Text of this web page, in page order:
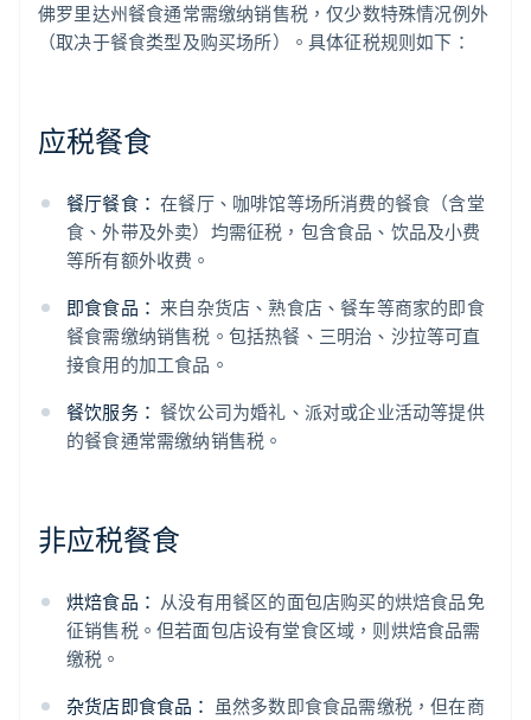
佛罗里达州餐食通常需缴纳销售税，仅少数特殊情况例外
（取决于餐食类型及购买场所）。具体征税规则如下：
应税餐食
餐厅餐食： 在餐厅、咖啡馆等场所消费的餐食（含堂
食、外带及外卖）均需征税，包含食品、饮品及小费
等所有额外收费。
即食食品： 来自杂货店、熟食店、餐车等商家的即食
餐食需缴纳销售税。包括热餐、三明治、沙拉等可直
接食用的加工食品。
餐饮服务： 餐饮公司为婚礼、派对或企业活动等提供
的餐食通常需缴纳销售税。
非应税餐食
烘焙食品： 从没有用餐区的面包店购买的烘焙食品免
征销售税。但若面包店设有堂食区域，则烘焙食品需
缴税。
杂货店即食食品： 虽然多数即食食品需缴税，但在商